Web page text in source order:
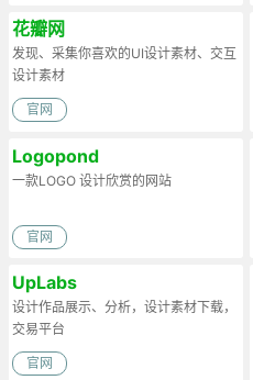
花瓣网
发现、采集你喜欢的UI设计素材、交互
设计素材
官网
Logopond
一款LOGO 设计欣赏的网站
官网
UpLabs
设计作品展示、分析，设计素材下载，
交易平台
官网